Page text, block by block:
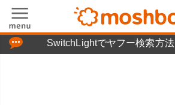
SwitchLightでヤフー検索方法
「つぶやき」の使い方